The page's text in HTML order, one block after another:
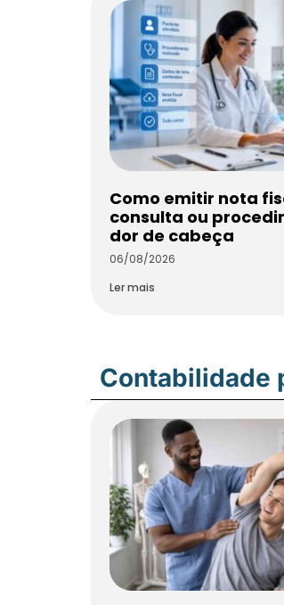
Como emitir nota
consulta ou
dor de cabeça
06/08/2026
Ler mais
Contabilidade